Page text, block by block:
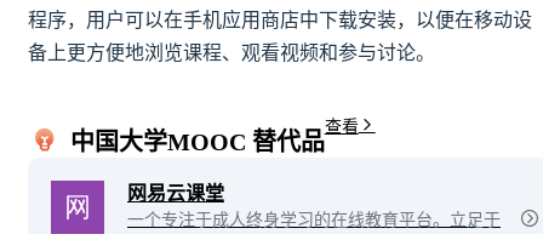
程序，用户可以在手机应用商店中下载安装，以便在移动设
备上更方便地浏览课程、观看视频和参与讨论。
中国大学MOOC 替代品
查看
网易云课堂
一个专注于成人终身学习的在线教育平台。立足于